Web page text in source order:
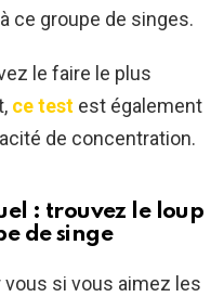
ce groupe de singes.
le faire le plus
ce test est également
de concentration.
: trouvez le loup
de singe
si vous aimez les